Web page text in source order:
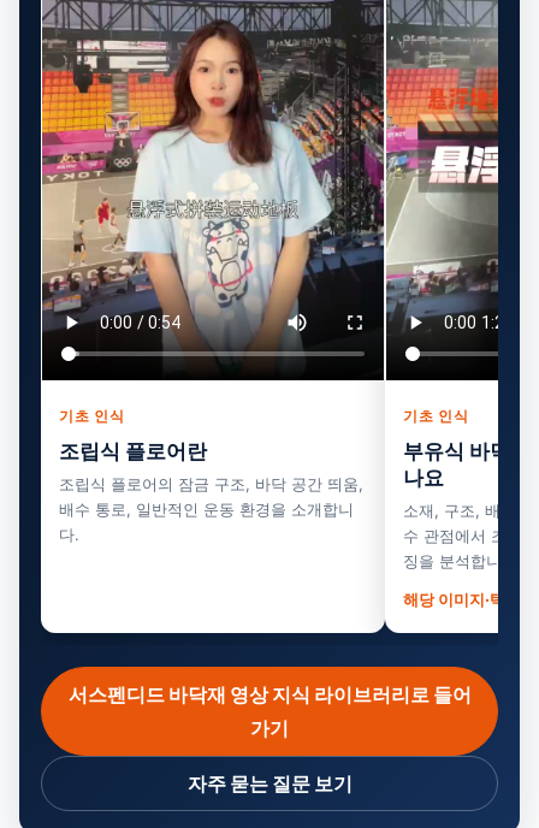
기초 인식
조립식 플로어란
조립식 플로어의 잠금 구조, 바닥 공간 띄움,
배수 통로, 일반적인 운동 환경을 소개합니
다.
기초 인식
부유식 바닥재
나요
소재, 구조, 배수,
수 관점에서 조립
징을 분석합니다.
해당 이미지·텍스
서스펜디드 바닥재 영상 지식 라이브러리로 들어
가기
자주 묻는 질문 보기